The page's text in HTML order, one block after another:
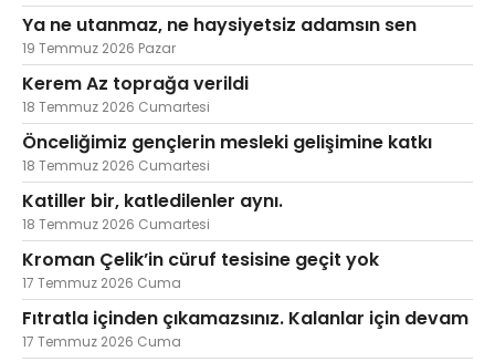
Ya ne utanmaz, ne haysiyetsiz adamsın sen
19 Temmuz 2026 Pazar
Kerem Az toprağa verildi
18 Temmuz 2026 Cumartesi
Önceliğimiz gençlerin mesleki gelişimine katkı
18 Temmuz 2026 Cumartesi
Katiller bir, katledilenler aynı.
18 Temmuz 2026 Cumartesi
Kroman Çelik’in cüruf tesisine geçit yok
17 Temmuz 2026 Cuma
Fıtratla içinden çıkamazsınız. Kalanlar için devam
17 Temmuz 2026 Cuma